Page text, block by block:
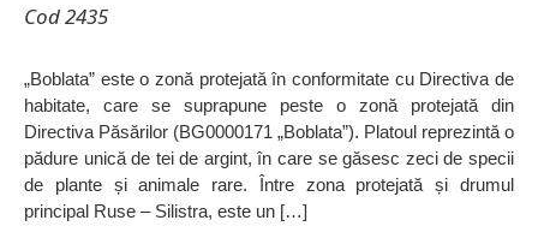
Cod 2435
„Boblata” este o zonă protejată în conformitate cu Directiva de
habitate, care se suprapune peste o zonă protejată din
Directiva Păsărilor (BG0000171 „Boblata”). Platoul reprezintă o
pădure unică de tei de argint, în care se găsesc zeci de specii
de plante și animale rare. Între zona protejată și drumul
principal Ruse – Silistra, este un […]